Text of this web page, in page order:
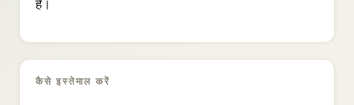
है।
कैसे इस्तेमाल करें